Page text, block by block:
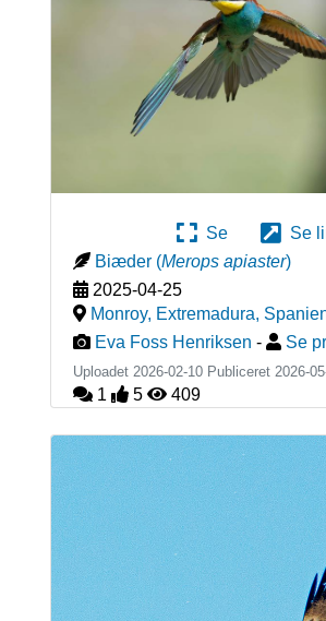
Se
Se
Biæder (Merops apiaster)
2025-04-25
Monroy, Extremadura,
Eva Foss Henriksen - Se
Uploadet 2026-02-10 Publiceret 2026-
1 5 409